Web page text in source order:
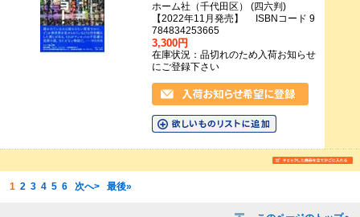
ホーム社（千代田区） (四六判)
【2022年11月発売】 ISBNコード 9
784834253665
3,300円
在庫状況：品切れのため入荷お知らせ
にご登録下さい
1 2 3 4 5 6 次へ> 最後»